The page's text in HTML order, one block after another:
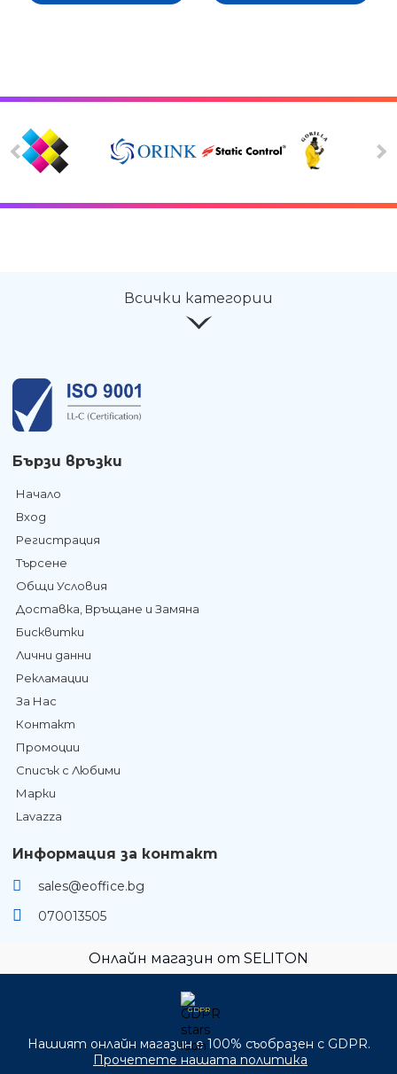
Всички категории
Бързи връзки
Начало
Вход
Регистрация
Търсене
Общи Условия
Доставка, Връщане и Замяна
Бисквитки
Лични данни
Рекламации
За Нас
Контакт
Промоции
Списък с Любими
Марки
Lavazza
Информация за контакт
sales@eoffice.bg
070013505
Онлайн магазин от SELITON
GDPR
Нашият онлайн магазин е 100% съобразен с GDPR.
Прочетете нашата политика